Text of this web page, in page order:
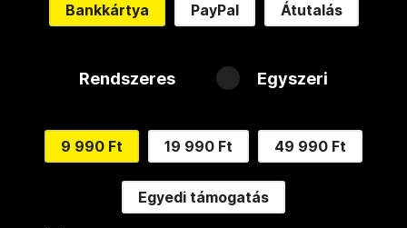
Bankkártya PayPal Átutalás
Rendszeres Egyszeri
9 990 Ft 19 990 Ft 49 990 Ft
Egyedi támogatás